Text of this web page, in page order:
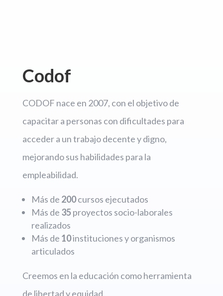
Codof
CODOF nace en 2007, con el objetivo de
capacitar a personas con dificultades para
acceder a un trabajo decente y digno,
mejorando sus habilidades para la
empleabilidad.
Más de 200cursos ejecutados
Más de 35proyectos socio-laborales
realizados
Más de 10instituciones y organismos
articulados
Creemos en la educación como herramienta
de libertad y equidad.